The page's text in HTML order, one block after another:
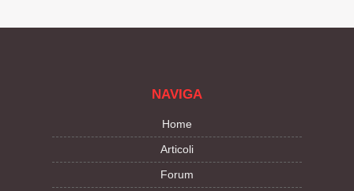
NAVIGA
Home
Articoli
Forum